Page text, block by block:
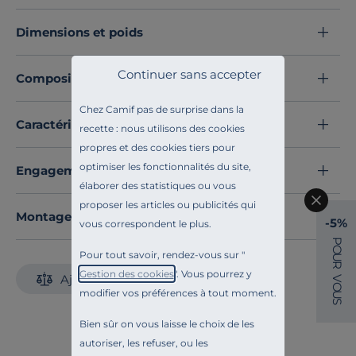
Chez Camif pas de surprise dans la
recette : nous utilisons des cookies
propres et des cookies tiers pour
optimiser les fonctionnalités du site,
élaborer des statistiques ou vous
proposer les articles ou publicités qui
vous correspondent le plus.
Pour tout savoir, rendez-vous sur "
Gestion des cookies". Vous pourrez y
modifier vos préférences à tout moment.
Bien sûr on vous laisse le choix de les
autoriser, les refuser, ou les
Continuer sans accepter
Confectionnée dans un subtilmélange de coton et de
lin
, elle offre une matière fraîche et agréable au
une ambiance marine, à la fois apaisante et élégante.
Découvrez toute notre sélection :
Taies d'oreiller
Dimensions et poids
Composition et matières
Caractéristiques techniques
Engagements et traçabilité
Montage et conseils d'entretien
Ajouter au comparateur
-5%
P
O
U
R
V
O
U
S